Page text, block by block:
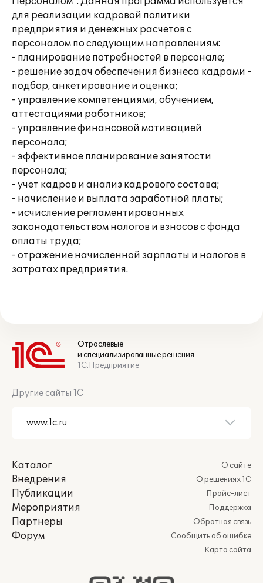
для реализации кадровой политики
предприятия и денежных расчетов с
персоналом по следующим направлениям:
- планирование потребностей в персонале;
- решение задач обеспечения бизнеса кадрами -
подбор, анкетирование и оценка;
- управление компетенциями, обучением,
аттестациями работников;
- управление финансовой мотивацией
персонала;
- эффективное планирование занятости
персонала;
- учет кадров и анализ кадрового состава;
- начисление и выплата заработной платы;
- исчисление регламентированных
законодательством налогов и взносов с фонда
оплаты труда;
- отражение начисленной зарплаты и налогов в
затратах предприятия.
Отраслевые
и специализированные решения
1С:Предприятие
Другие сайты 1С
Каталог
Внедрения
Публикации
Мероприятия
Партнеры
Форум
О сайте
О решениях 1С
Прайс-лист
Поддержка
Обратная связь
Сообщить об ошибке
Карта сайта